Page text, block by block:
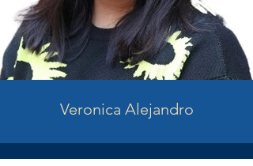
Veronica Alejandro